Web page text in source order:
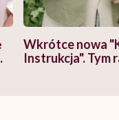
Wkrótce nowa
Instrukcja". Tym